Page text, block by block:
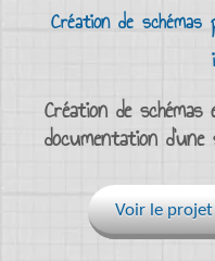
Création de
Création de
documentation
Voir le projet